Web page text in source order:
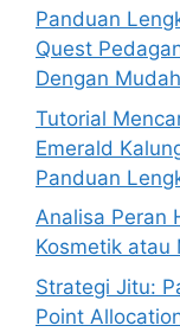
Panduan
Quest
Dengan Mudah
Tutorial
Emerald
Panduan
Analisa Peran
Kosmetik atau
Strategi Jitu:
Point